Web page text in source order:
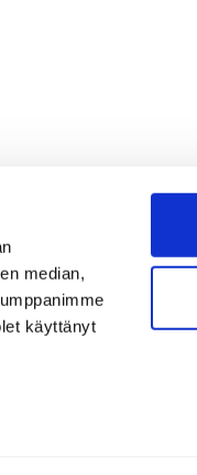
median,
käyttänyt